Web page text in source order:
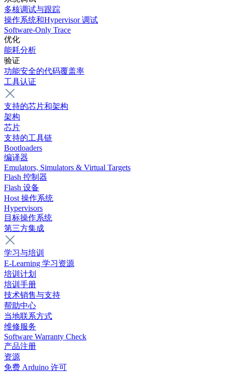
多核调试与跟踪
操作系统和Hypervisor 调试
Software-Only Trace
优化
能耗分析
验证
功能安全的代码覆盖率
工具认证
支持的芯片和架构
架构
芯片
支持的工具链
Bootloaders
编译器
Emulators, Simulators & Virtual Targets
Flash 控制器
Flash 设备
Host 操作系统
Hypervisors
目标操作系统
第三方集成
学习与培训
E-Learning 学习资源
培训计划
培训手册
技术销售与支持
帮助中心
当地联系方式
维修服务
Software Warranty Check
产品注册
资源
免费 Arduino 许可